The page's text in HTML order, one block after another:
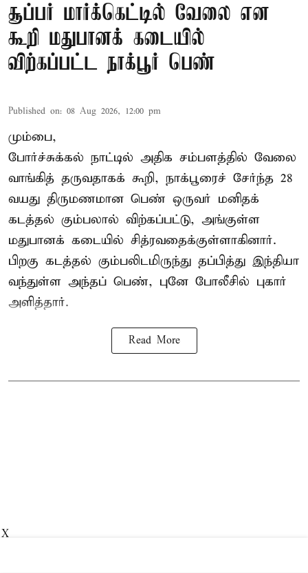
சூப்பர் மார்க்கெட்டில் வேலை என
கூறி மதுபானக் கடையில்
விற்கப்பட்ட நாக்பூர் பெண்
Published on: 08 Aug 2026, 12:00 pm
மும்பை,
போர்ச்சுக்கல் நாட்டில் அதிக சம்பளத்தில் வேலை
வாங்கித் தருவதாகக் கூறி, நாக்பூரைச் சேர்ந்த 28
வயது திருமணமான பெண் ஒருவர் மனிதக்
கடத்தல் கும்பலால் விற்கப்பட்டு, அங்குள்ள
மதுபானக் கடையில் சித்ரவதைக்குள்ளாகினார்.
பிறகு கடத்தல் கும்பலிடமிருந்து தப்பித்து இந்தியா
வந்துள்ள அந்தப் பெண், புனே போலீசில் புகார்
அளித்தார்.
Read More
X